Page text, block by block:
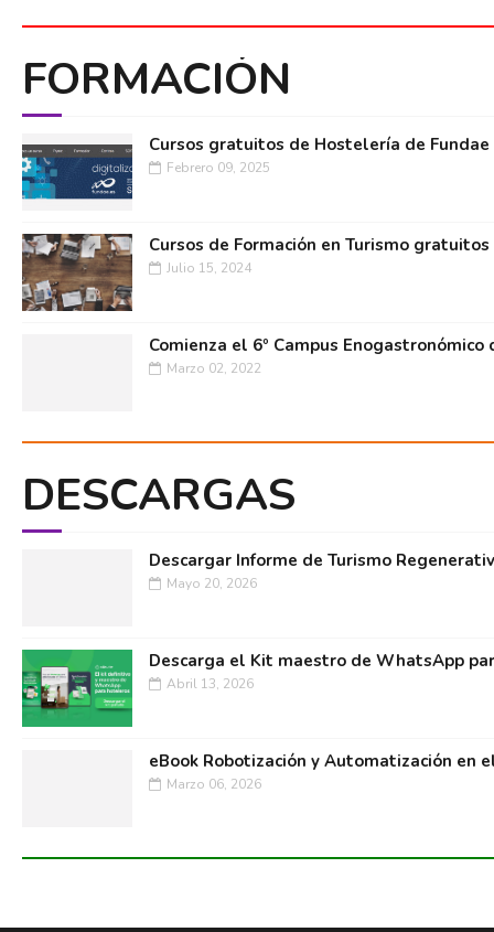
FORMACIÓN
Cursos gratuitos de Hostelería de Fundae
Febrero 09, 2025
Cursos de Formación en Turismo gratuitos
Julio 15, 2024
Comienza el 6º Campus Enogastronómico
Marzo 02, 2022
DESCARGAS
Descargar Informe de Turismo
Mayo 20, 2026
Descarga el Kit maestro de WhatsApp
Abril 13, 2026
eBook Robotización y Automatización en
Marzo 06, 2026